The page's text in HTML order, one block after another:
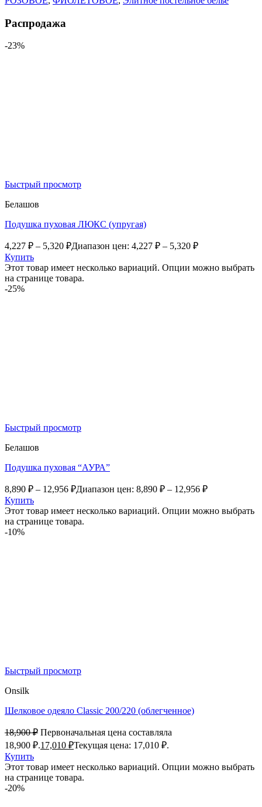
Распродажа
-23%
Быстрый просмотр
Белашов
Подушка пуховая ЛЮКС (упругая)
4,227 ₽ – 5,320 ₽Диапазон цен: 4,227 ₽ – 5,320 ₽
Купить
Этот товар имеет несколько вариаций. Опции можно выбрать
на странице товара.
-25%
Быстрый просмотр
Белашов
Подушка пуховая “АУРА”
8,890 ₽ – 12,956 ₽Диапазон цен: 8,890 ₽ – 12,956 ₽
Купить
Этот товар имеет несколько вариаций. Опции можно выбрать
на странице товара.
-10%
Быстрый просмотр
Onsilk
Шелковое одеяло Classic 200/220 (облегченное)
18,900₽ Первоначальная цена составляла
18,900 ₽.17,010 ₽Текущая цена: 17,010 ₽.
Купить
Этот товар имеет несколько вариаций. Опции можно выбрать
на странице товара.
-20%